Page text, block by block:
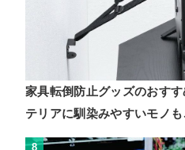
家具転倒防止グッズのおす
テリアに馴染みやすいモノ
8